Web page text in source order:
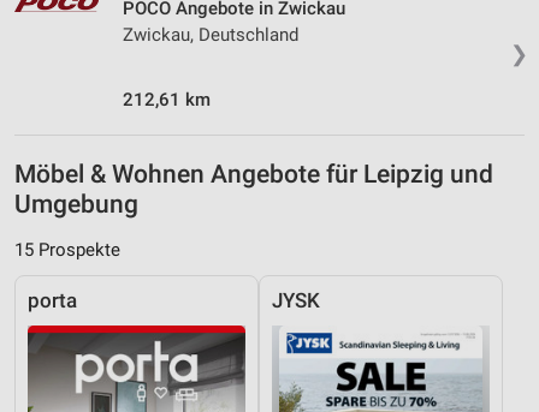
❯
POCO Angebote in Zwickau
Zwickau, Deutschland
212,61 km
Möbel & Wohnen Angebote für Leipzig und
Umgebung
15 Prospekte
porta JYSK